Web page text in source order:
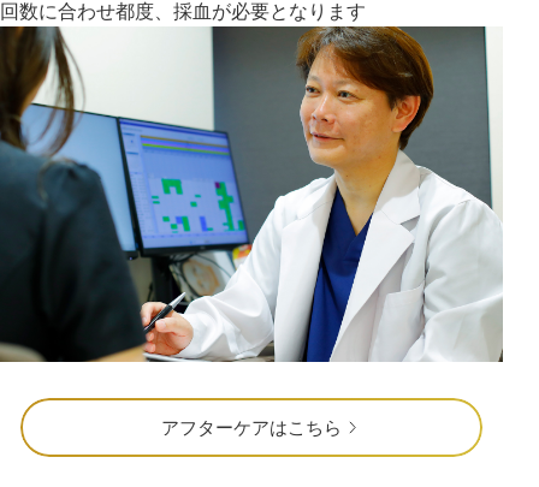
回数に合わせ都度、採血が必要となります
アフターケアはこちら